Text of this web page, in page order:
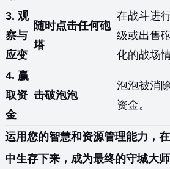
3. 观
察与
应变
随时点击任何砲
塔
在战斗进
级或出售
化的战场情
4. 赢
取资
金
击破泡泡
泡泡被消
资金。
运用您的智慧和资源管理能力，
中生存下来，成为最终的守城大师